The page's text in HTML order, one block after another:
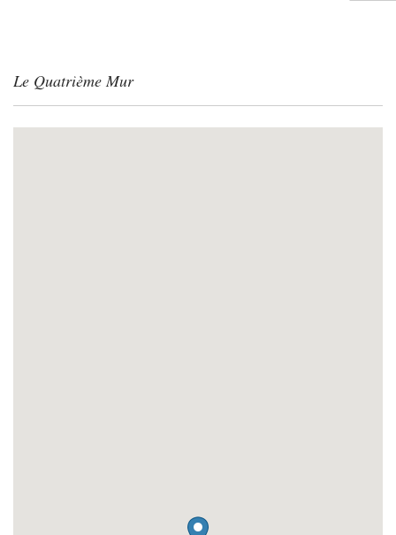
Le Quatrième Mur